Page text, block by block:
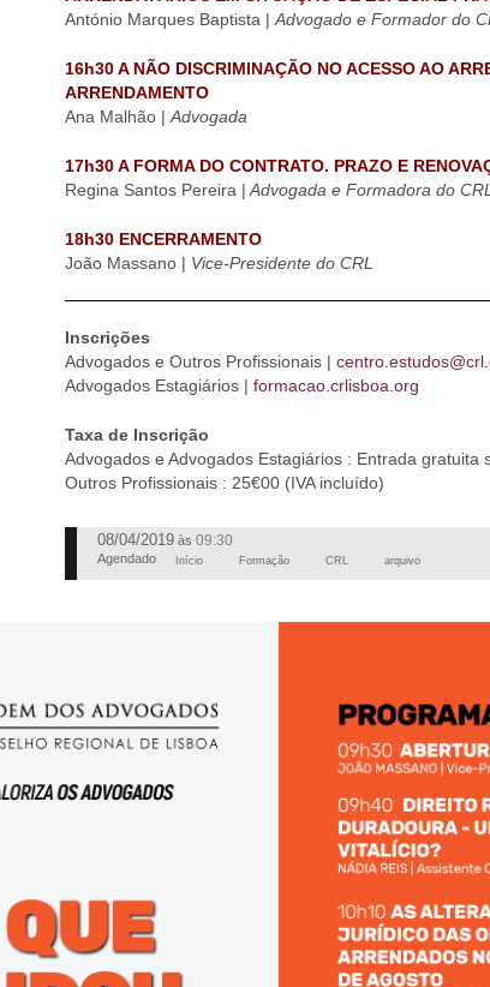
António Marques Baptista | Advogado e Formador do
16h30 A NÃO DISCRIMINAÇÃO NO ACESSO AO
ARRENDAMENTO
Ana Malhão | Advogada
17h30 A FORMA DO CONTRATO. PRAZO E
Regina Santos Pereira | Advogada e Formadora do CRL
18h30 ENCERRAMENTO
João Massano | Vice-Presidente do CRL
Inscrições
Advogados e Outros Profissionais |
Advogados Estagiários | formacao.crlisboa.org
Taxa de Inscrição
Advogados e Advogados Estagiários : Entrada gratuita
Outros Profissionais : 25€00 (IVA incluído)
08/04/2019 às 09:30
Agendado Início Formação CRL arquivo